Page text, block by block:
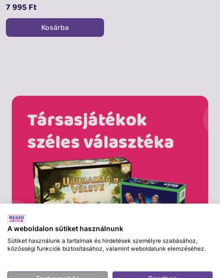
7 995 Ft
Kosárba
A weboldalon sütiket használnunk
Sütiket használunk a tartalmak és hirdetések személyre szabásához,
közösségi funkciók biztosításához, valamint weboldalunk elemzéséhez.